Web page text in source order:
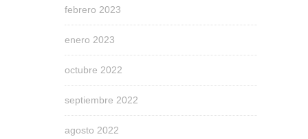
febrero 2023
enero 2023
octubre 2022
septiembre 2022
agosto 2022